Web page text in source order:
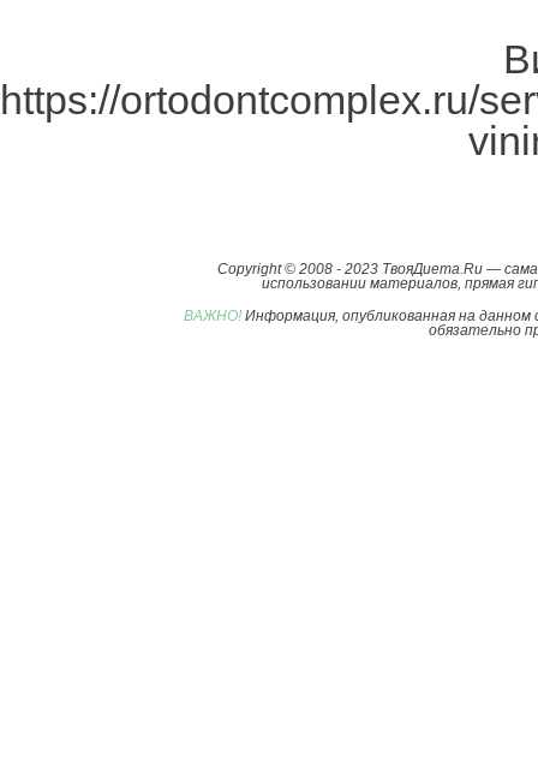
https://ortodontcomplex.ru/
Copyright © 2008 - 2023 ТвояДиета.Ru —
использовании материалов, прямая
ВАЖНО! Информация, опубликованная на
обязательно